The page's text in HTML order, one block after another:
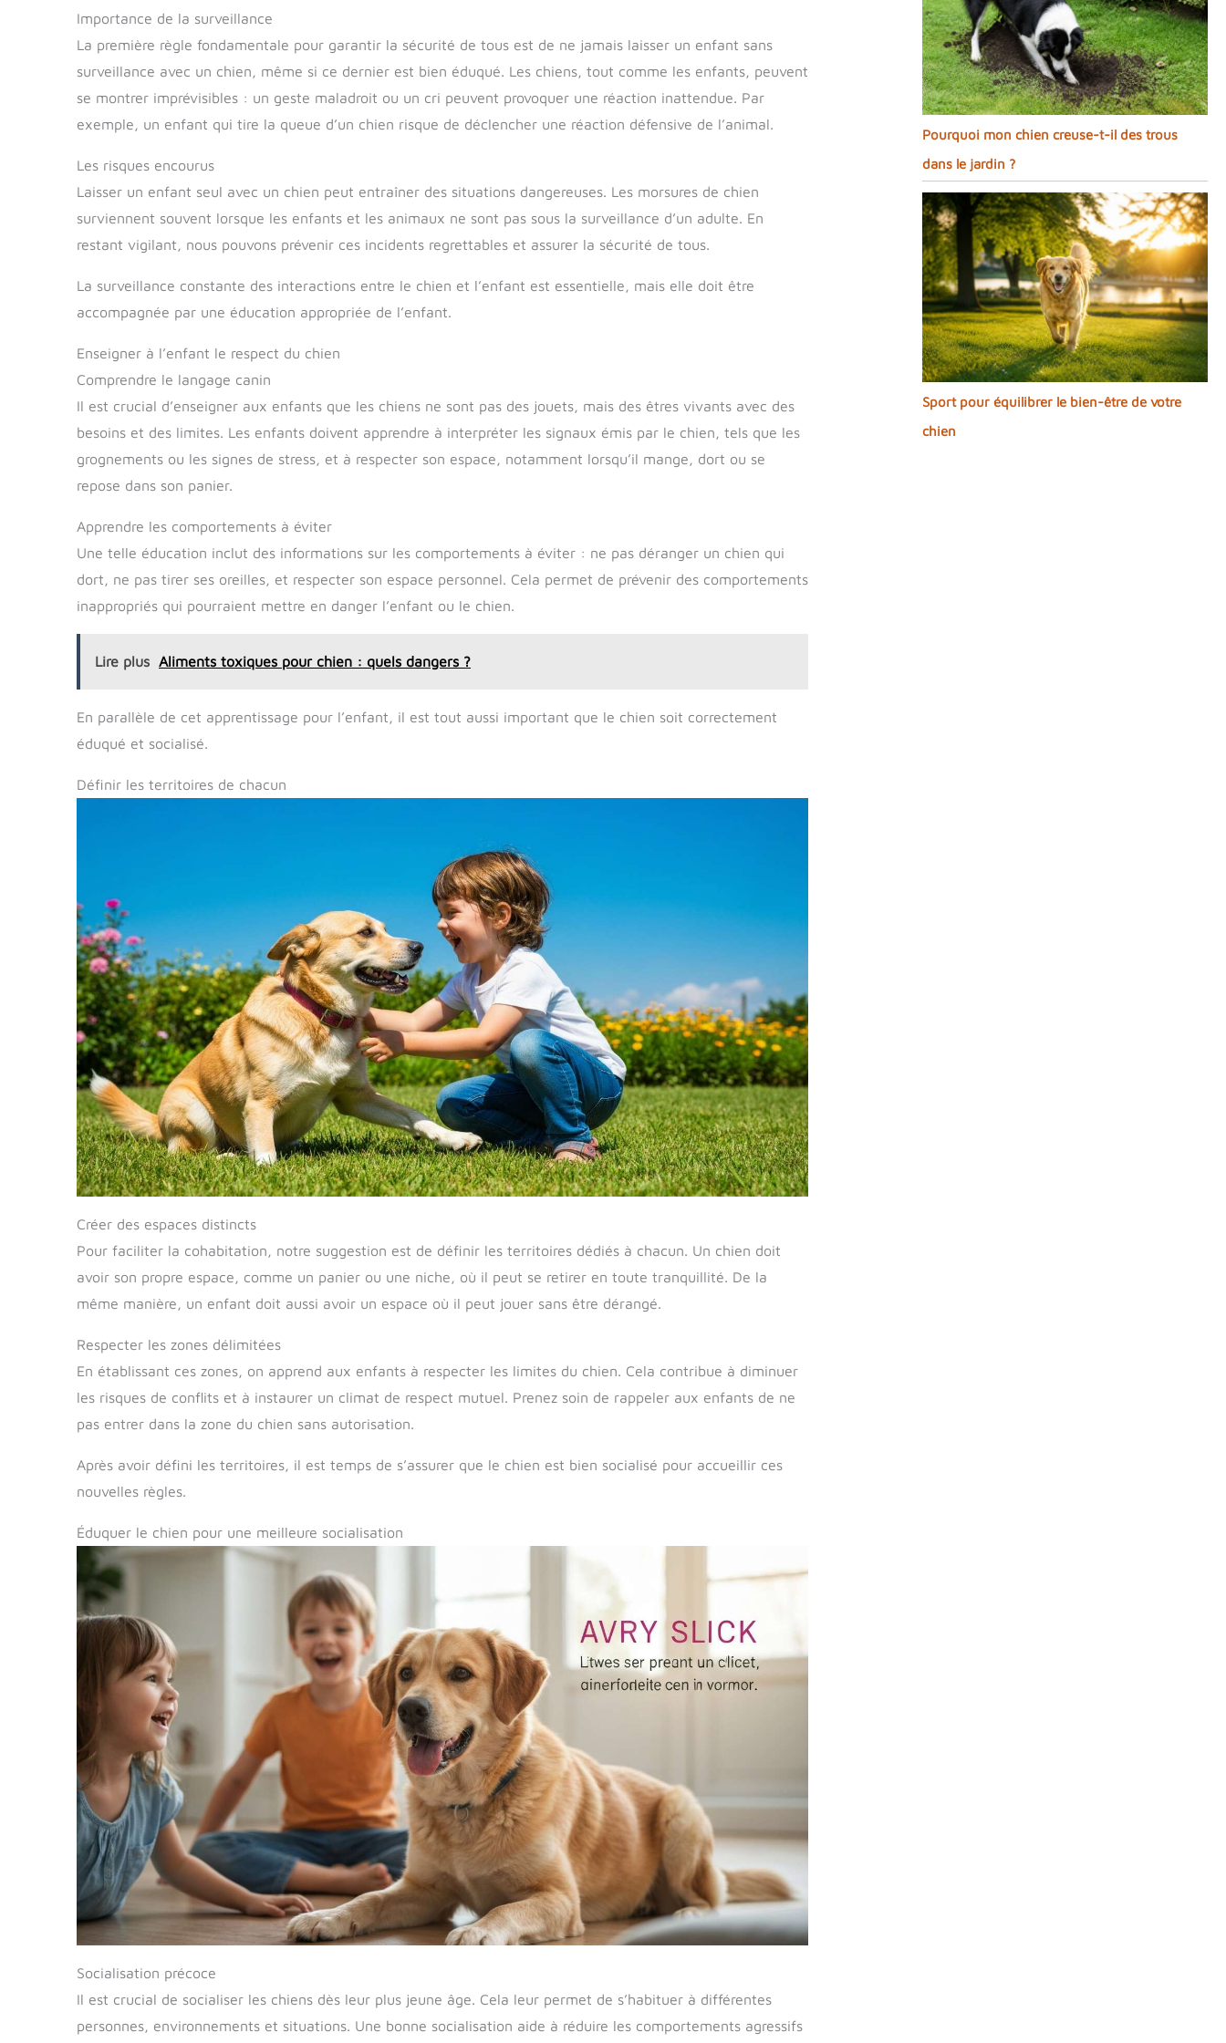
Importance de la surveillance
La première règle fondamentale pour garantir la sécurité de tous est de ne jamais laisser un enfant sans
surveillance avec un chien, même si ce dernier est bien éduqué. Les chiens, tout comme les enfants, peuvent
se montrer imprévisibles : un geste maladroit ou un cri peuvent provoquer une réaction inattendue. Par
exemple, un enfant qui tire la queue d’un chien risque de déclencher une réaction défensive de l’animal.
Les risques encourus
Laisser un enfant seul avec un chien peut entraîner des situations dangereuses. Les morsures de chien
surviennent souvent lorsque les enfants et les animaux ne sont pas sous la surveillance d’un adulte. En
restant vigilant, nous pouvons prévenir ces incidents regrettables et assurer la sécurité de tous.
La surveillance constante des interactions entre le chien et l’enfant est essentielle, mais elle doit être
accompagnée par une éducation appropriée de l’enfant.
Enseigner à l’enfant le respect du chien
Comprendre le langage canin
Il est crucial d’enseigner aux enfants que les chiens ne sont pas des jouets, mais des êtres vivants avec des
besoins et des limites. Les enfants doivent apprendre à interpréter les signaux émis par le chien, tels que les
grognements ou les signes de stress, et à respecter son espace, notamment lorsqu’il mange, dort ou se
repose dans son panier.
Apprendre les comportements à éviter
Une telle éducation inclut des informations sur les comportements à éviter : ne pas déranger un chien qui
dort, ne pas tirer ses oreilles, et respecter son espace personnel. Cela permet de prévenir des comportements
inappropriés qui pourraient mettre en danger l’enfant ou le chien.
Lire plus Aliments toxiques pour chien : quels dangers ?
En parallèle de cet apprentissage pour l’enfant, il est tout aussi important que le chien soit correctement
éduqué et socialisé.
Définir les territoires de chacun
Créer des espaces distincts
Pour faciliter la cohabitation, notre suggestion est de définir les territoires dédiés à chacun. Un chien doit
avoir son propre espace, comme un panier ou une niche, où il peut se retirer en toute tranquillité. De la
même manière, un enfant doit aussi avoir un espace où il peut jouer sans être dérangé.
Respecter les zones délimitées
En établissant ces zones, on apprend aux enfants à respecter les limites du chien. Cela contribue à diminuer
les risques de conflits et à instaurer un climat de respect mutuel. Prenez soin de rappeler aux enfants de ne
pas entrer dans la zone du chien sans autorisation.
Après avoir défini les territoires, il est temps de s’assurer que le chien est bien socialisé pour accueillir ces
nouvelles règles.
Éduquer le chien pour une meilleure socialisation
Socialisation précoce
Il est crucial de socialiser les chiens dès leur plus jeune âge. Cela leur permet de s’habituer à différentes
personnes, environnements et situations. Une bonne socialisation aide à réduire les comportements agressifs
Pourquoi mon chien creuse-t-il des trous
dans le jardin ?
Sport pour équilibrer le bien-être de votre
chien